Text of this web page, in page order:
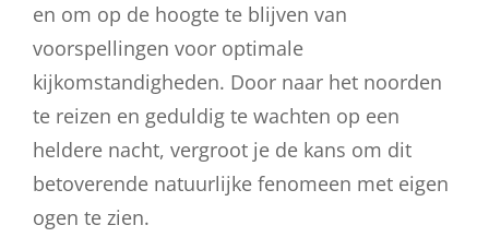
en om op de hoogte te blijven van
voorspellingen voor optimale
kijkomstandigheden. Door naar het noorden
te reizen en geduldig te wachten op een
heldere nacht, vergroot je de kans om dit
betoverende natuurlijke fenomeen met eigen
ogen te zien.